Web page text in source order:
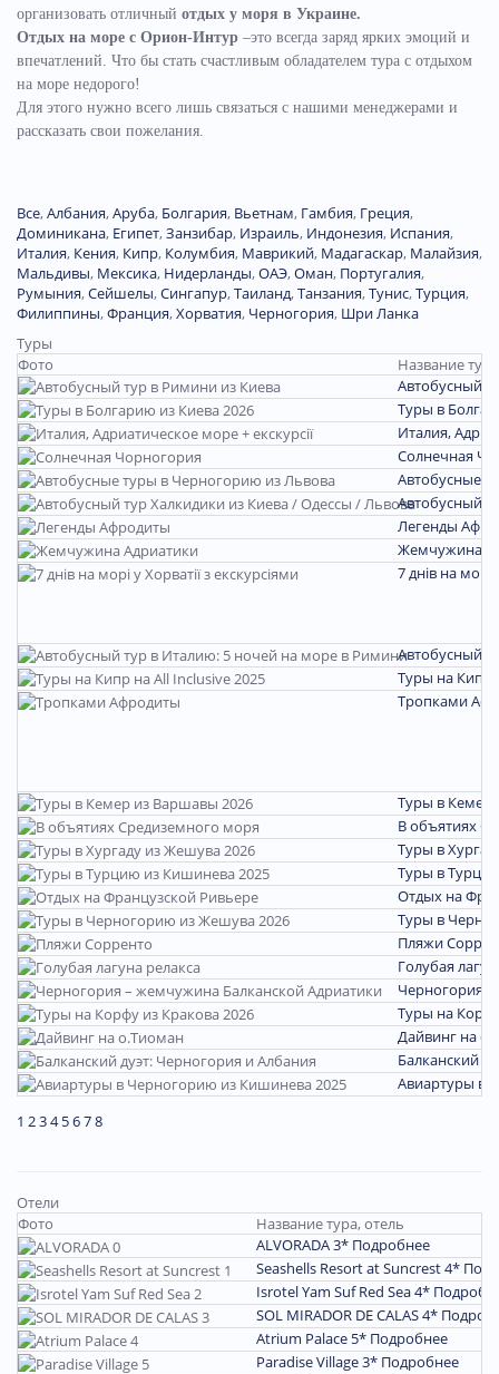
организовать отличный отдых у моря в Украине.
Отдых на море с Орион-Интур –это всегда заряд ярких эмоций и
впечатлений. Что бы стать счастливым обладателем тура с отдыхом
на море недорого!
Для этого нужно всего лишь связаться с нашими менеджерами и
рассказать свои пожелания.
Все,Албания,Аруба, Болгария, Вьетнам, Гамбия, Греция,
Доминиканa, Египет,Занзибар, Израиль, Индонезия, Испания,
Италия, Кения, Кипр, Колумбия, Маврикий, Мадагаскар, Малайзия,
Мальдивы, Мексика, Нидерланды,ОАЭ,Оман, Португалия,
Румыния,Сейшелы,Сингапур,Таиланд,Танзания,Тунис,Турция,
Филиппины,Франция,Хорватия, Черногория, Шри Ланка
Туры
Фото
Название тура
Автобусный
Туры в
Италия,
Солнечная
Автобусные
Автобусный
Легенды
Жемчужина
7 днів на морі
Автобусный
Туры на Кипр
Тропками
Туры в Кемер
В объятиях
Туры в
Туры в
Отдых на
Туры в
Пляжи
Голубая
Черногория
Туры на
Дайвинг на
Балканский
Авиартуры в
1 234 5678
Отели
Фото
Название тура, отель
ALVORADA 3* Подробнее
Seashells Resort at Suncrest 4*
Isrotel Yam Suf Red Sea 4*
SOL MIRADOR DE CALAS 4*
Atrium Palace 5* Подробнее
Paradise Village 3* Подробнее